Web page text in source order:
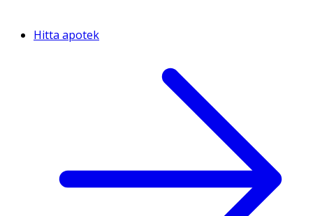
Hitta apotek